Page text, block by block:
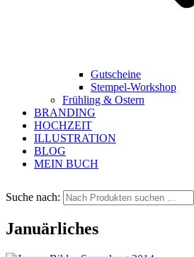
Gutscheine
Stempel-Workshop
Frühling & Ostern
BRANDING
HOCHZEIT
ILLUSTRATION
BLOG
MEIN BUCH
Suche nach:
Januärliches